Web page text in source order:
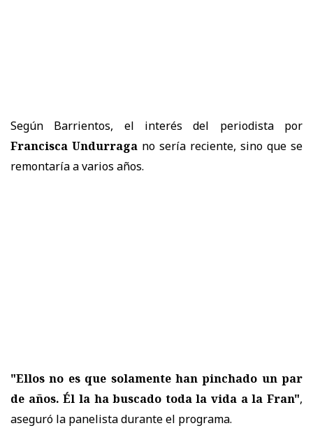
Según Barrientos, el interés del periodista por
Francisca Undurraga no sería reciente, sino que se
remontaría a varios años.
"Ellos no es que solamente han pinchado un par
de años. Él la ha buscado toda la vida a la Fran",
aseguró la panelista durante el programa.